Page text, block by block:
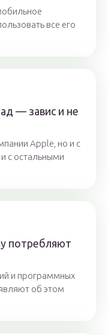
все его
— завис и не
Apple, но и с
с остальными
потребляют
и программных
об этом